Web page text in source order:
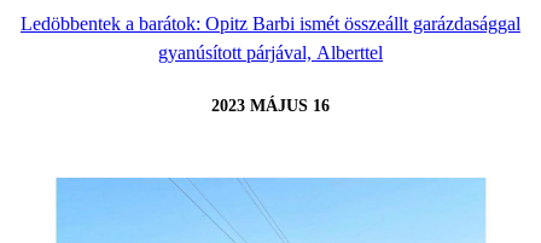
Ledöbbentek a barátok: Opitz Barbi ismét összeállt garázdasággal
gyanúsított párjával, Alberttel
2023 MÁJUS 16